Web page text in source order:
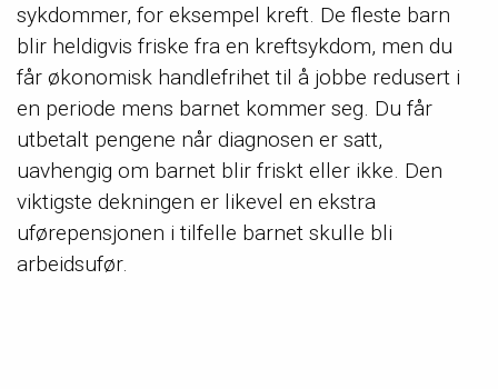
sykdommer, for eksempel kreft. De fleste barn
blir heldigvis friske fra en kreftsykdom, men du
får økonomisk handlefrihet til å jobbe redusert i
en periode mens barnet kommer seg. Du får
utbetalt pengene når diagnosen er satt,
uavhengig om barnet blir friskt eller ikke. Den
viktigste dekningen er likevel en ekstra
uførepensjonen i tilfelle barnet skulle bli
arbeidsufør.